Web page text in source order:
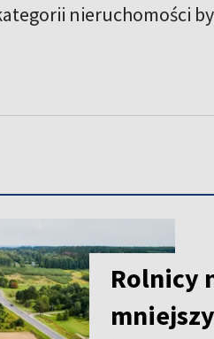
nieruchomości
Rolnicy